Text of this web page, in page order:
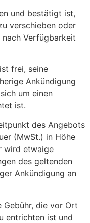
und bestätigt ist,
verschieben oder
Verfügbarkeit
frei, seine
Ankündigung
um einen
ist.
des Angebots
(MwSt.) in Höhe
wird etwaige
des geltenden
Ankündigung an
Gebühr, die vor Ort
entrichten ist und